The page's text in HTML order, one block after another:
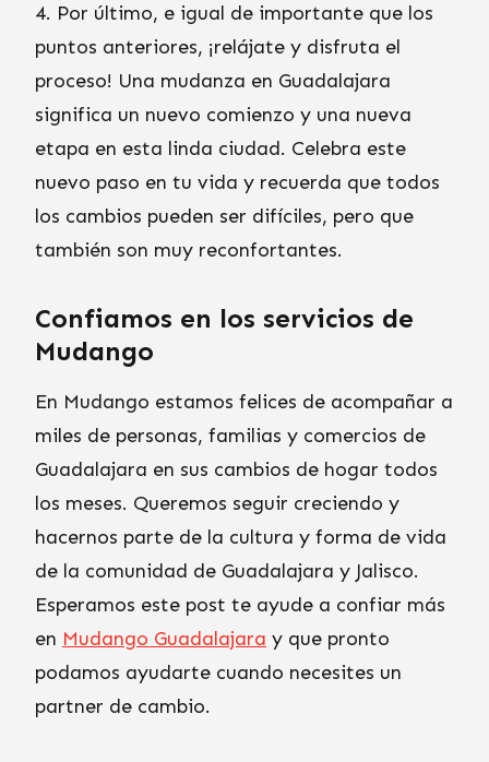
4. Por último, e igual de importante que los
puntos anteriores, ¡relájate y disfruta el
proceso! Una mudanza en Guadalajara
significa un nuevo comienzo y una nueva
etapa en esta linda ciudad. Celebra este
nuevo paso en tu vida y recuerda que todos
los cambios pueden ser difíciles, pero que
también son muy reconfortantes.
Confiamos en los servicios de
Mudango
En Mudango estamos felices de acompañar a
miles de personas, familias y comercios de
Guadalajara en sus cambios de hogar todos
los meses. Queremos seguir creciendo y
hacernos parte de la cultura y forma de vida
de la comunidad de Guadalajara y Jalisco.
Esperamos este post te ayude a confiar más
en Mudango Guadalajara y que pronto
podamos ayudarte cuando necesites un
partner de cambio.